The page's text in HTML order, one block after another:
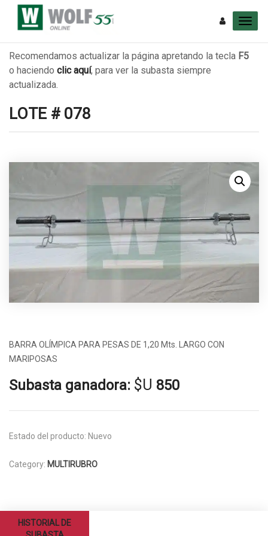
Recomendamos actualizar la página apretando la tecla F5
o haciendo clic aquí, para ver la subasta siempre
actualizada.
LOTE # 078
BARRA OLÍMPICA PARA PESAS DE 1,20 Mts. LARGO CON
MARIPOSAS
Subasta ganadora: $U 850
Estado del producto: Nuevo
Category: MULTIRUBRO
HISTORIAL DE